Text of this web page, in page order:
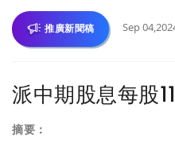
推廣新聞稿 Sep
派中期股息每股
摘要：